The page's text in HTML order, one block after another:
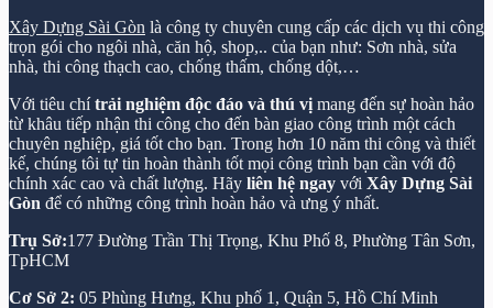
Xây Dựng Sài Gòn là công ty chuyên cung cấp các dịch vụ thi công
trọn gói cho ngôi nhà, căn hộ, shop,.. của bạn như: Sơn nhà, sửa
nhà, thi công thạch cao, chống thấm, chống dột,…
Với tiêu chítrải nghiệm độc đáo và thú vị mang đến sự hoàn hảo
từ khâu tiếp nhận thi công cho đến bàn giao công trình một cách
chuyên nghiệp, giá tốt cho bạn. Trong hơn 10 năm thi công và thiết
kế, chúng tôi tự tin hoàn thành tốt mọi công trình bạn cần với độ
chính xác cao và chất lượng. Hãy liên hệ ngay với Xây Dựng Sài
Gòn để có những công trình hoàn hảo và ưng ý nhất.
Trụ Sở:177 Đường Trần Thị Trọng, Khu Phố 8, Phường Tân Sơn,
TpHCM
Cơ Sở 2: 05 Phùng Hưng, Khu phố 1, Quận 5, Hồ Chí Minh